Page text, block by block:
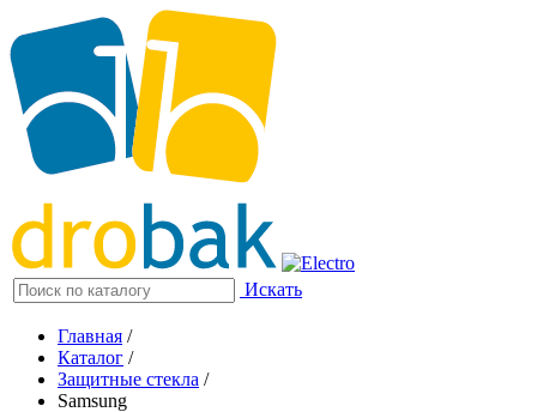
Искать
Главная /
Каталог /
Защитные стекла /
Samsung